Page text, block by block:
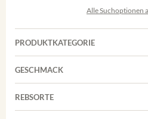
Alle Suchoptionen
PRODUKTKATEGORIE
Cuvées
Rosé
GESCHMACK
Trocken
REBSORTE
Chardonnay